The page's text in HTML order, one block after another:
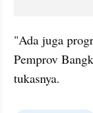
"Ada juga
Pemprov
tukasnya.